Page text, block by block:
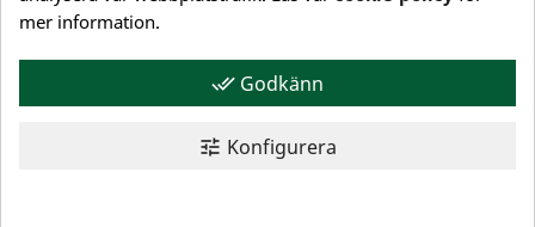
Information
mer information.
done_all Godkänn
tune Konfigurera